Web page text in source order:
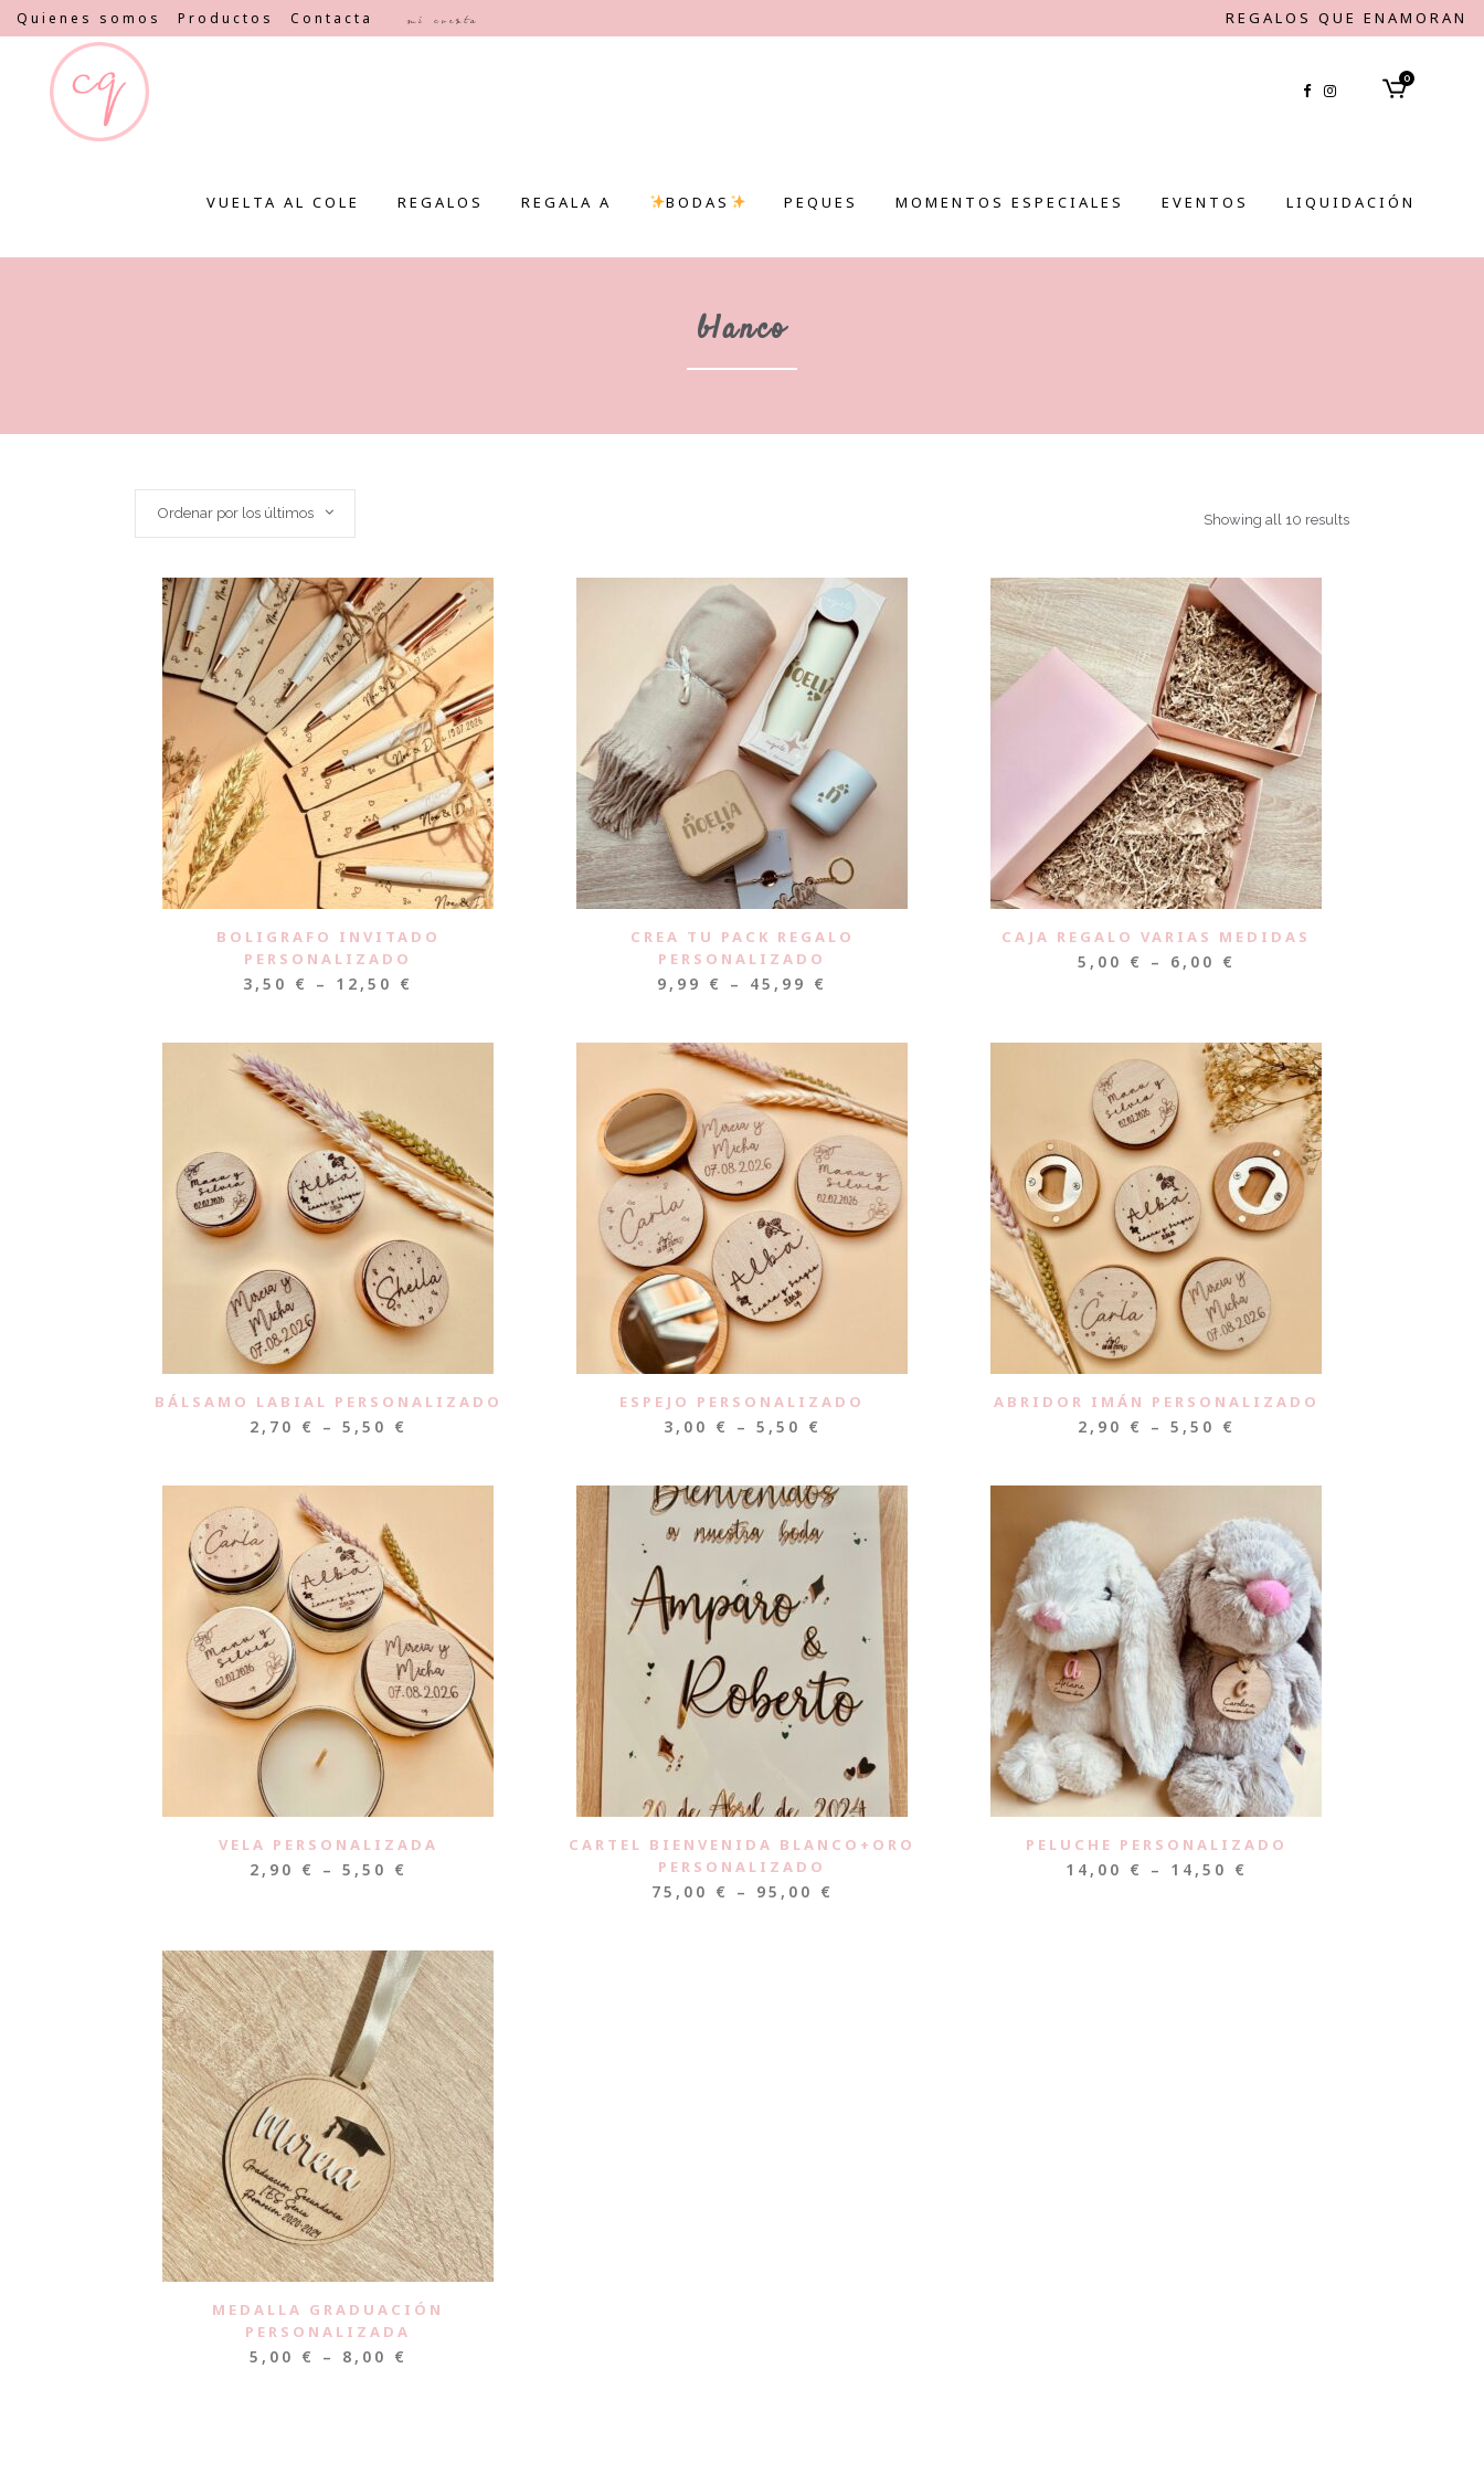
Quienes somos Productos Contacta Mi cuenta REGALOS QUE ENAMORAN
0
VUELTA AL COLE REGALOS REGALA A BODAS PEQUES MOMENTOS ESPECIALES EVENTOS LIQUIDACIÓN
blanco
Showing all 10 results
Ordenar por los últimos
BOLIGRAFO INVITADO
PERSONALIZADO
3,50 € – 12,50 €
CREA TU PACK REGALO
PERSONALIZADO
9,99 € – 45,99 €
CAJA REGALO VARIAS MEDIDAS
5,00 € – 6,00 €
BÁLSAMO LABIAL PERSONALIZADO
2,70 € – 5,50 €
ESPEJO PERSONALIZADO
3,00 € – 5,50 €
ABRIDOR IMÁN PERSONALIZADO
2,90 € – 5,50 €
VELA PERSONALIZADA
2,90 € – 5,50 €
CARTEL BIENVENIDA BLANCO+ORO
PERSONALIZADO
75,00 € – 95,00 €
PELUCHE PERSONALIZADO
14,00 € – 14,50 €
MEDALLA GRADUACIÓN
PERSONALIZADA
5,00 € – 8,00 €